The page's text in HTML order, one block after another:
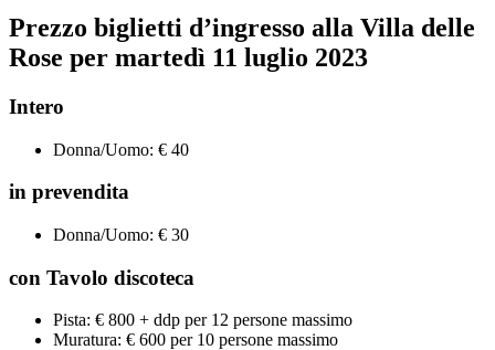
Prezzo biglietti d’ingresso alla Villa delle
Rose per martedì 11 luglio 2023
Intero
Donna/Uomo: € 40
in prevendita
Donna/Uomo: € 30
con Tavolo discoteca
Pista: € 800 + ddp per 12 persone massimo
Muratura: € 600 per 10 persone massimo